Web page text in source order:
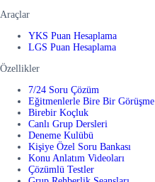
Araçlar
YKS Puan Hesaplama
LGS Puan Hesaplama
Özellikler
7/24 Soru Çözüm
Eğitmenlerle Bire Bir Görüşme
Birebir Koçluk
Canlı Grup Dersleri
Deneme Kulübü
Kişiye Özel Soru Bankası
Konu Anlatım Videoları
Çözümlü Testler